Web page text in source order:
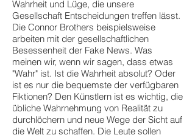
Wahrheit und Lüge, die unsere
Gesellschaft Entscheidungen treffen lässt.
Die Connor Brothers beispielsweise
arbeiten mit der gesellschaftlichen
Besessenheit der Fake News. Was
meinen wir, wenn wir sagen, dass etwas
"Wahr" ist. Ist die Wahrheit absolut? Oder
ist es nur die bequemste der verfügbaren
Fiktionen? Den Künstlern ist es wichtig, die
übliche Wahrnehmung von Realität zu
durchlöchern und neue Wege der Sicht auf
die Welt zu schaffen. Die Leute sollen